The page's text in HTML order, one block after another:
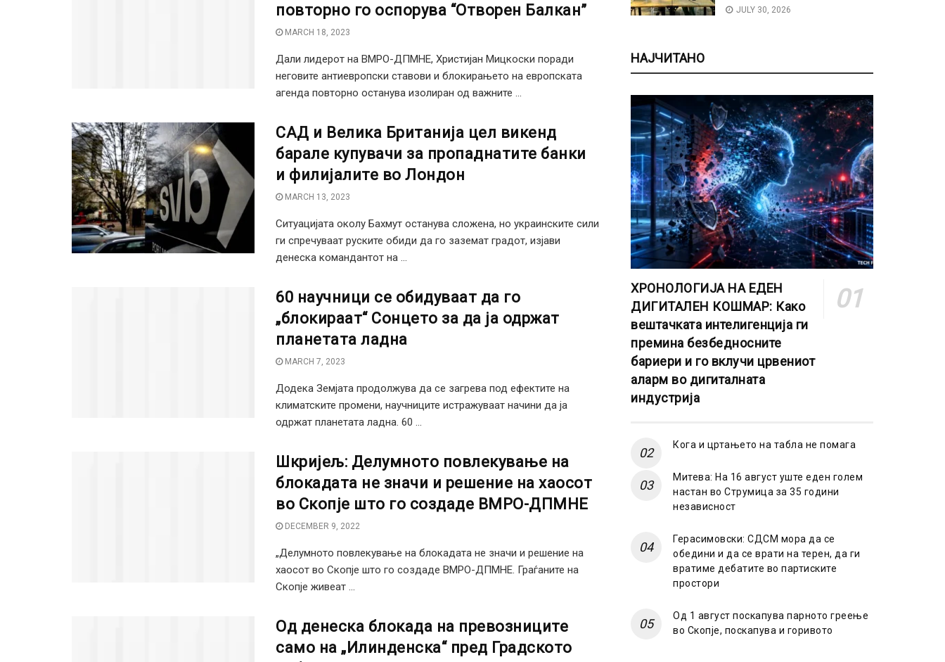
повторно го оспорува “Отворен Балкан”
MARCH 18, 2023
Дали лидерот на ВМРО-ДПМНЕ, Христијан Мицкоски поради
неговите антиевропски ставови и блокирањето на европската
агенда повторно останува изолиран од важните ...
САД и Велика Британија цел викенд
барале купувачи за пропаднатите банки
и филијалите во Лондон
MARCH 13, 2023
Ситуацијата околу Бахмут останува сложена, но украинските сили
ги спречуваат руските обиди да го заземат градот, изјави
денеска командантот на ...
60 научници се обидуваат да го
„блокираат“ Сонцето за да ја одржат
планетата ладна
MARCH 7, 2023
Додека Земјата продолжува да се загрева под ефектите на
климатските промени, научниците истражуваат начини да ја
одржат планетата ладна. 60 ...
Шкријељ: Делумното повлекување на
блокадата не значи и решение на хаосот
во Скопје што го создаде ВМРО-ДПМНЕ
DECEMBER 9, 2022
„Делумното повлекување на блокадата не значи и решение на
хаосот во Скопје што го создаде ВМРО-ДПМНЕ. Граѓаните на
Скопје живеат ...
Од денеска блокада на превозниците
само на „Илинденска“ пред Градското
JULY 30, 2026
НАЈЧИТАНО
ХРОНОЛОГИЈА НА ЕДЕН
ДИГИТАЛЕН КОШМАР: Како
вештачката интелигенција ги
премина безбедносните
бариери и го вклучи црвениот
аларм во дигиталната
индустрија
Кога и цртањето на табла не помага
Митева: На 16 август уште еден голем
настан во Струмица за 35 години
независност
Герасимовски: СДСМ мора да се
обедини и да се врати на терен, да ги
вратиме дебатите во партиските
простори
Од 1 август поскапува парното греење
во Скопје, поскапува и горивото